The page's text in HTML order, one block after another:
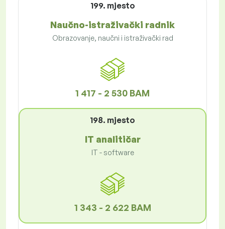
199. mjesto
Naučno-istraživački radnik
Obrazovanje, naučni i istraživački rad
1 417 - 2 530 BAM
198. mjesto
IT analitičar
IT - software
1 343 - 2 622 BAM